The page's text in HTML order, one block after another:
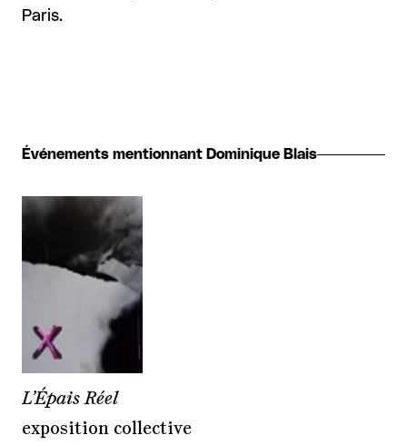
Paris.
Événements mentionnant Dominique Blais
L’Épais Réel
exposition collective